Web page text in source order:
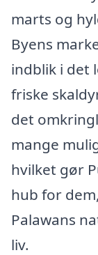
marts og
Byens
indblik i det
friske
det
mange
hvilket gør
hub for
Palawans
liv.